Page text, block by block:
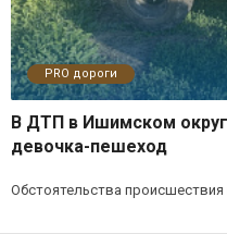
PRO дороги
В ДТП в Ишимском
девочка-пешеход
Обстоятельства